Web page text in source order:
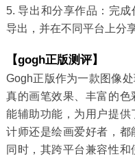
5. 导出和分享作品：完
导出，并在不同平台上分
【gogh正版测评】
Gogh正版作为一款图像
真的画笔效果、丰富的
能辅助功能，为用户提
计师还是绘画爱好者，都
同时，其跨平台兼容性